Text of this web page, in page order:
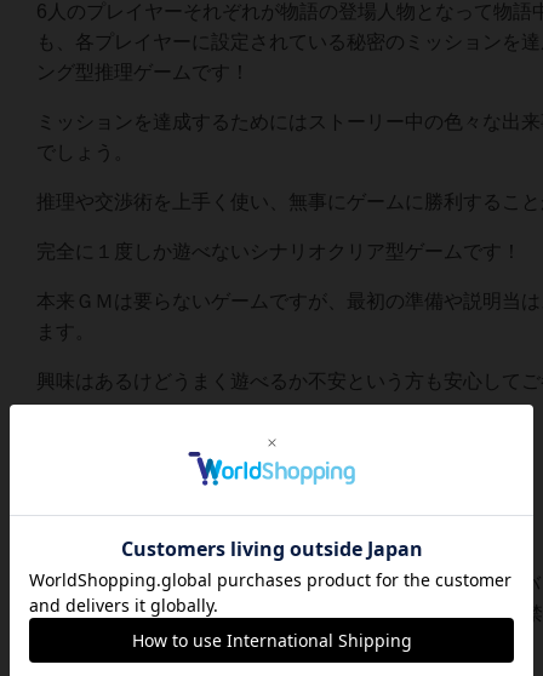
6人のプレイヤーそれぞれが物語の登場人物となって物
も、各プレイヤーに設定されている秘密のミッションを
ング型推理ゲームです！
ミッションを達成するためにはストーリー中の色々な出
でしょう。
推理や交渉術を上手く使い、無事にゲームに勝利するこ
完全に１度しか遊べないシナリオクリア型ゲームです！
本来ＧＭは要らないゲームですが、最初の準備や説明当
ます。
興味はあるけどうまく遊べるか不安という方も安心して
《イベント参加の注意》
まだ遊んでいない方、これから遊ぶ方のためにも、ネタ
人」「結末」の内容や感想、画像等はSNS等での公開は
参加される方はこの注意事項を必ずお守りください。